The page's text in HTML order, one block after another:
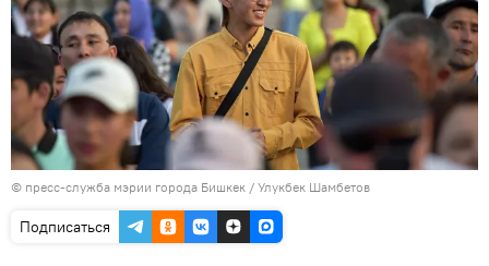
© пресс-служба мэрии города Бишкек / Улукбек Шамбетов
Подписаться